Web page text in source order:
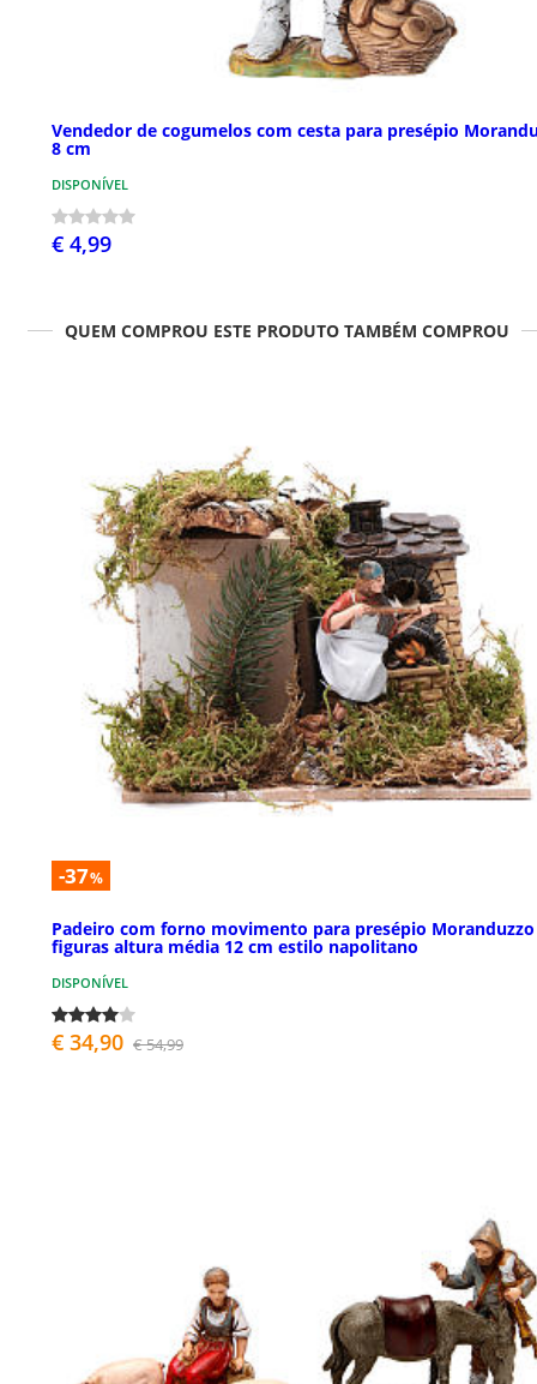
Vendedor de cogumelos com cesta para presépio
8 cm
DISPONÍVEL
€ 4,99
QUEM COMPROU ESTE PRODUTO TAMBÉM COMPROU
-37%
Padeiro com forno movimento para presépio Moranduzzo
figuras altura média 12 cm estilo napolitano
DISPONÍVEL
€ 34,90 € 54,99